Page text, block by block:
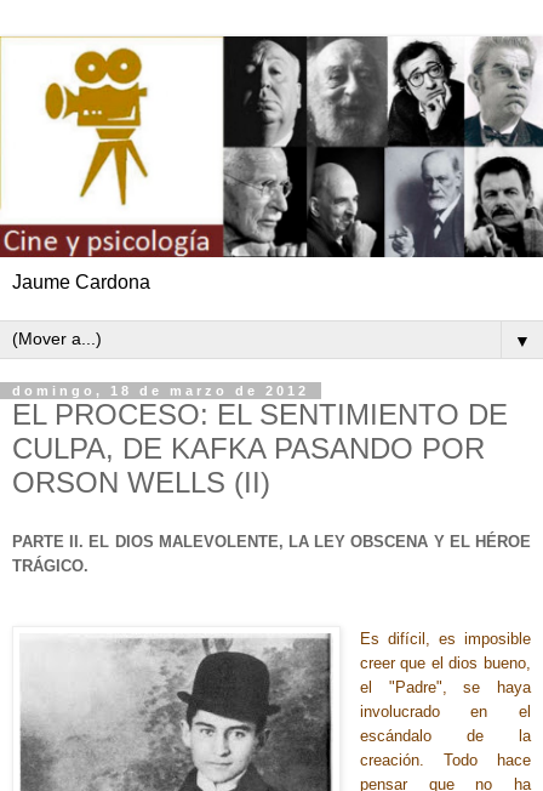
Jaume Cardona
▼
domingo, 18 de marzo de 2012
EL PROCESO: EL SENTIMIENTO DE
CULPA, DE KAFKA PASANDO POR
ORSON WELLS (II)
PARTE II. EL DIOS MALEVOLENTE, LA LEY OBSCENA Y EL HÉROE
TRÁGICO.
Es difícil, es imposible
creer que el dios bueno,
el "Padre", se haya
involucrado en el
escándalo de la
creación. Todo hace
pensar que no ha